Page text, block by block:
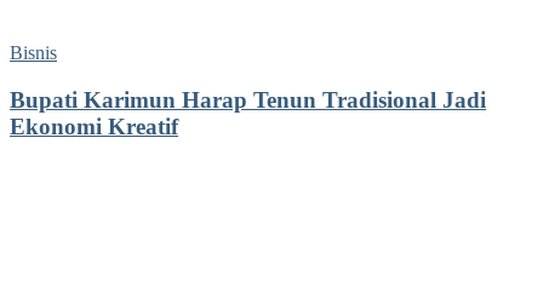
Bisnis
Bupati Karimun Harap Tenun Tradisional Jadi
Ekonomi Kreatif